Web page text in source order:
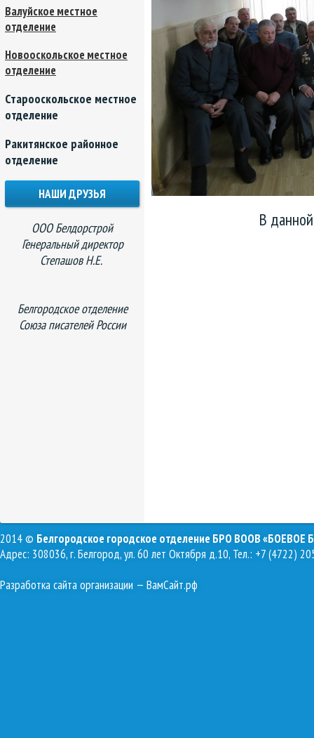
В
Валуйское местное
отделение
Новооскольское местное
отделение
Старооскольское местное
отделение
Ракитянское районное
отделение
НАШИ ДРУЗЬЯ
ООО Белдорстрой
Генеральный директор
Степашов Н.Е.
Белгородское отделение
Союза писателей России
2014 © Белгородское городское отделение БРО ВООВ «БОЕВОЕ
Адрес: 308036, г. Белгород, ул. 60 лет Октября д.10, Тел.: +7 (4722)
Разработка сайта организации — ВамСайт.рф